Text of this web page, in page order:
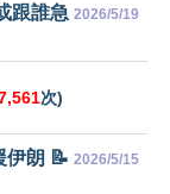
跟誰急 2026/5/19
次)
伊朗 📝 2026/5/15